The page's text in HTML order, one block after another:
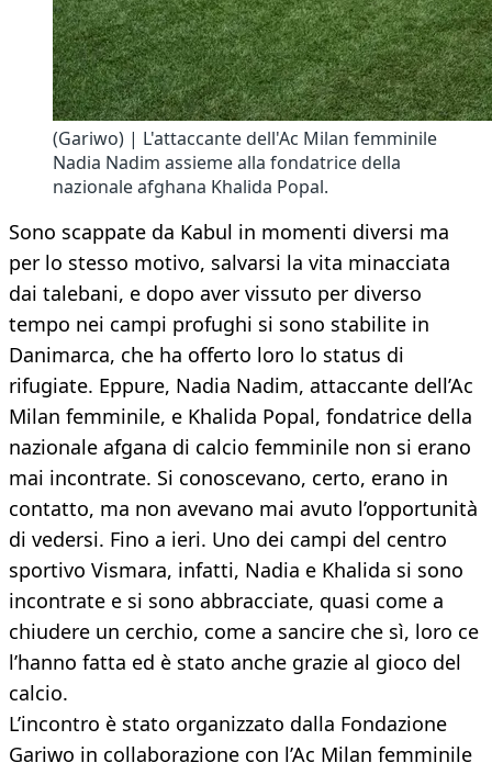
(Gariwo) | L'attaccante dell'Ac Milan femminile
Nadia Nadim assieme alla fondatrice della
nazionale afghana Khalida Popal.
Sono scappate da Kabul in momenti diversi ma
per lo stesso motivo, salvarsi la vita minacciata
dai talebani, e dopo aver vissuto per diverso
tempo nei campi profughi si sono stabilite in
Danimarca, che ha offerto loro lo status di
rifugiate. Eppure, Nadia Nadim, attaccante dell’Ac
Milan femminile, e Khalida Popal, fondatrice della
nazionale afgana di calcio femminile non si erano
mai incontrate. Si conoscevano, certo, erano in
contatto, ma non avevano mai avuto l’opportunità
di vedersi. Fino a ieri. Uno dei campi del centro
sportivo Vismara, infatti, Nadia e Khalida si sono
incontrate e si sono abbracciate, quasi come a
chiudere un cerchio, come a sancire che sì, loro ce
l’hanno fatta ed è stato anche grazie al gioco del
calcio.
L’incontro è stato organizzato dalla Fondazione
Gariwo in collaborazione con l’Ac Milan femminile